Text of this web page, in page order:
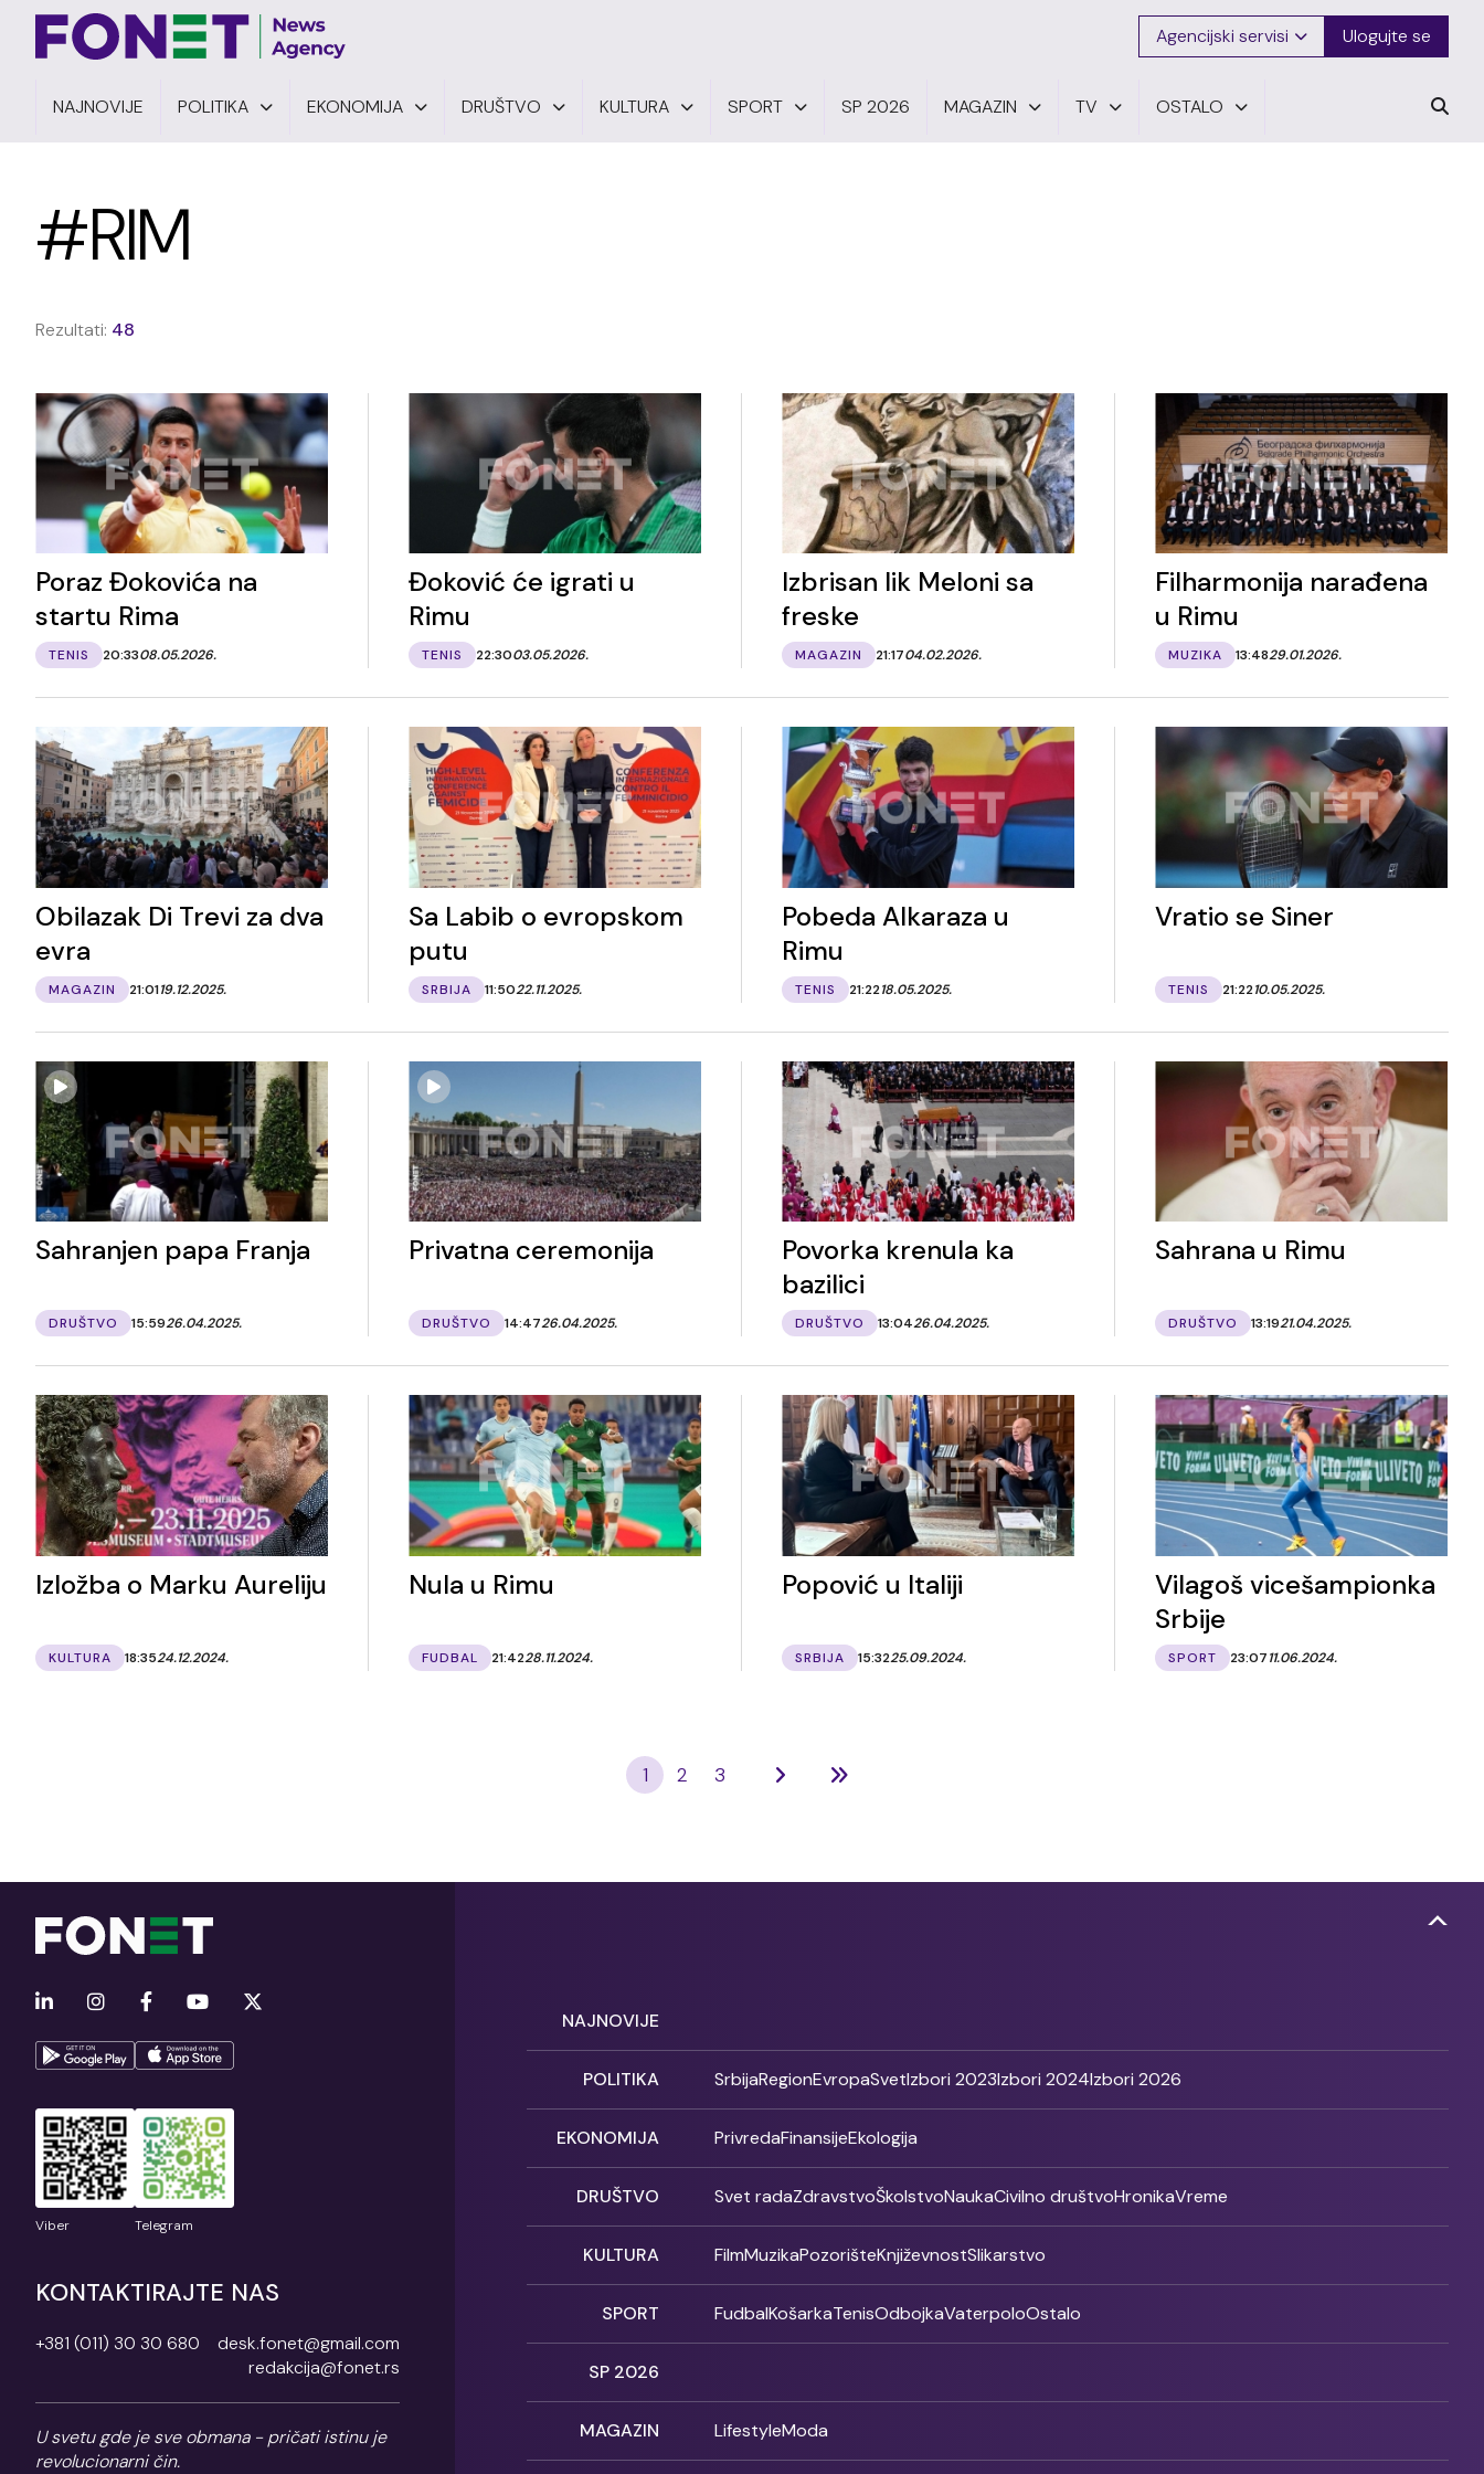
Agencijski servisi Ulogujte se
NAJNOVIJE POLITIKA EKONOMIJA DRUŠTVO KULTURA SPORT SP 2026 MAGAZIN TV OSTALO
#RIM
Rezultati: 48
Poraz Đokovića na
startu Rima
TENIS 20:3308.05.2026.
Đoković će igrati u
Rimu
TENIS 22:3003.05.2026.
Izbrisan lik Meloni sa
freske
MAGAZIN 21:1704.02.2026.
Filharmonija narađena
u Rimu
MUZIKA 13:4829.01.2026.
Obilazak Di Trevi za dva
evra
MAGAZIN 21:0119.12.2025.
Sa Labib o evropskom
putu
SRBIJA 11:5022.11.2025.
Pobeda Alkaraza u
Rimu
TENIS 21:2218.05.2025.
Vratio se Siner
TENIS 21:2210.05.2025.
Sahranjen papa Franja
DRUŠTVO 15:5926.04.2025.
Privatna ceremonija
DRUŠTVO 14:4726.04.2025.
Povorka krenula ka
bazilici
DRUŠTVO 13:0426.04.2025.
Sahrana u Rimu
DRUŠTVO 13:1921.04.2025.
Izložba o Marku Aureliju
KULTURA 18:3524.12.2024.
Nula u Rimu
FUDBAL 21:4228.11.2024.
Popović u Italiji
SRBIJA 15:3225.09.2024.
Vilagoš vicešampionka
Srbije
SPORT 23:0711.06.2024.
1 2 3
Viber Telegram
KONTAKTIRAJTE NAS
+381 (011) 30 30 680
desk.fonet@gmail.com
redakcija@fonet.rs
U svetu gde je sve obmana - pričati istinu je
revolucionarni čin.
NAJNOVIJE
POLITIKA SrbijaRegionEvropaSvetIzbori 2023Izbori 2024Izbori 2026
EKONOMIJA PrivredaFinansijeEkologija
DRUŠTVO Svet radaZdravstvoŠkolstvoNaukaCivilno društvoHronikaVreme
KULTURA FilmMuzikaPozorišteKnjiževnostSlikarstvo
SPORT FudbalKošarkaTenisOdbojkaVaterpoloOstalo
SP 2026
MAGAZIN LifestyleModa